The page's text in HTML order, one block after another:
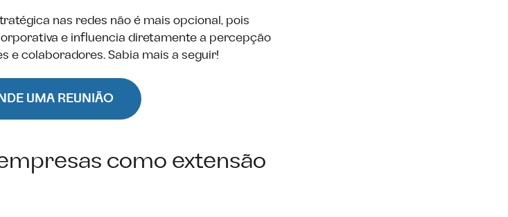
nas redes não é mais opcional, pois
e influencia diretamente a percepção
e colaboradores. Sabia mais a seguir!
UMA REUNIÃO
como extensão